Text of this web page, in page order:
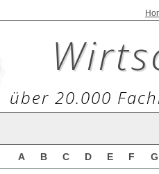
über 20.000
A B C D E F G